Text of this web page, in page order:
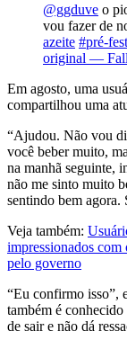
@ggduve o
vou fazer de
azeite #pré-
original —
Em agosto, uma
compartilhou uma
“Ajudou. Não vou
você beber muito,
na manhã seguinte,
não me sinto muito
sentindo bem
Veja também:
impressionados
pelo governo
“Eu confirmo isso”,
também é
de sair e não dá